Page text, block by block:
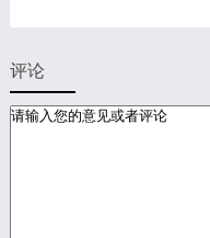
评论